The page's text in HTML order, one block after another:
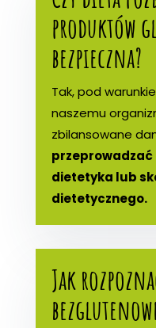
produktów
bezpieczna?
Tak, pod
naszemu
zbilansowane
przeprowadzać
dietetyka lub
dietetycznego.
Jak